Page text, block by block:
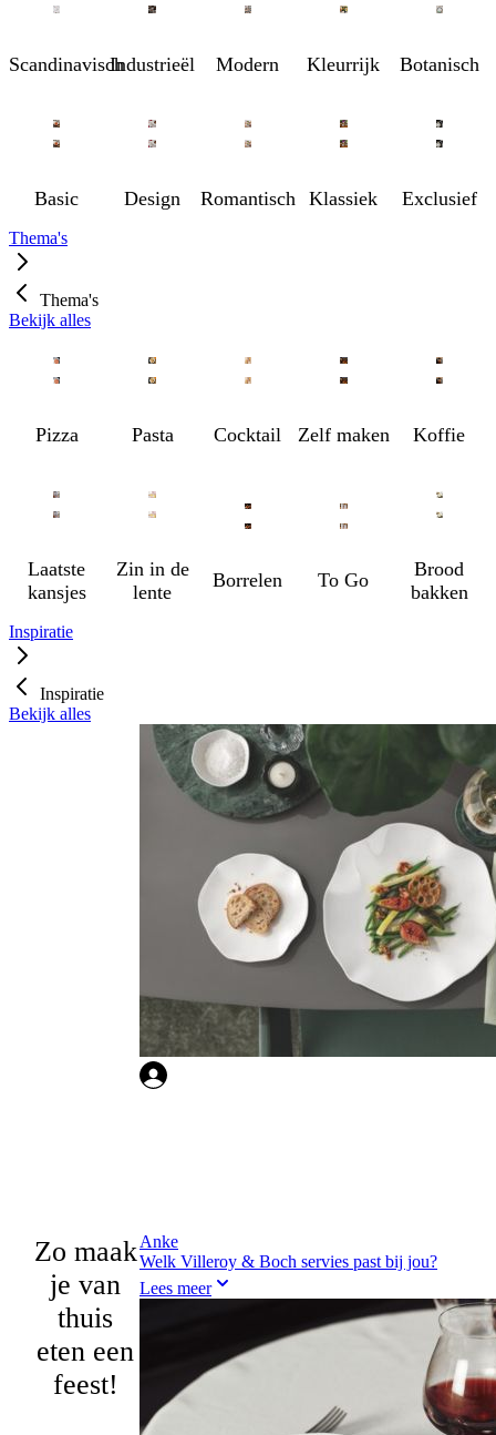
ScandinavischIndustrieël Modern Kleurrijk Botanisch
Basic Design Romantisch Klassiek Exclusief
Thema's
Thema's
Bekijk alles
Pizza Pasta Cocktail Zelf maken Koffie
Laatste
kansjes
Zin in de
lente
Borrelen To Go
Brood
bakken
Inspiratie
Inspiratie
Bekijk alles
Zo maak
je van
thuis
eten een
feest!
Anke
Welk Villeroy & Boch servies past bij jou?
Lees meer